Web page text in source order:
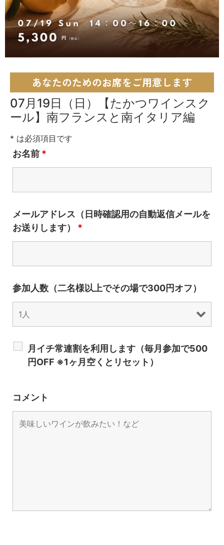
あなたのためのお席をご用意します
07月19日（日）【たかつワインスク
ール】南フランスと南イタリア編
* は必須項目です
お名前 *
メールアドレス（日時確認用の自動返信メールを
お送りします） *
参加人数（二名様以上でその場で300円オフ）
月イチ常連割を利用します（毎月参加で500
円OFF ※1ヶ月空くとリセット）
コメント